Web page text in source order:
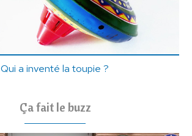
Qui a inventé la toupie ?
Ça fait le buzz